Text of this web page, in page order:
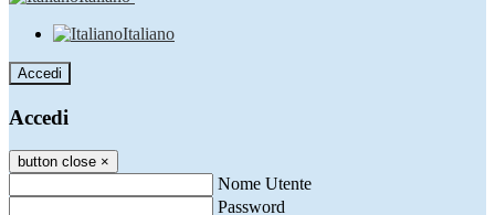
Italiano
Accedi
Accedi
button close ×
Nome Utente
Password